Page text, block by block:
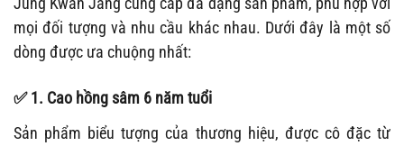
mọi đối tượng và nhu cầu khác nhau. Dưới đây là một số
dòng được ưa chuộng nhất:
✅ 1. Cao hồng sâm 6 năm tuổi
Sản phẩm biểu tượng của thương hiệu, được cô đặc từ